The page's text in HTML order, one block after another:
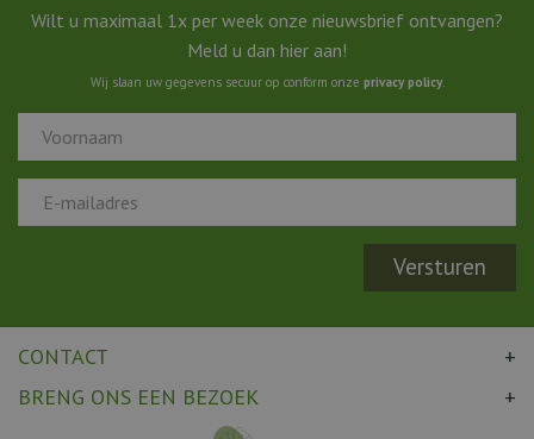
Wilt u maximaal 1x per week onze nieuwsbrief ontvangen?
Meld u dan hier aan!
Wij slaan uw gegevens secuur op conform onze privacy policy.
CONTACT
BRENG ONS EEN BEZOEK